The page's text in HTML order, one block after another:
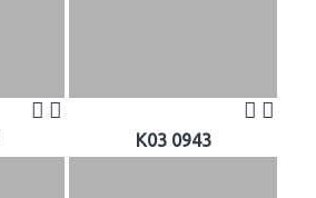
K03 0943